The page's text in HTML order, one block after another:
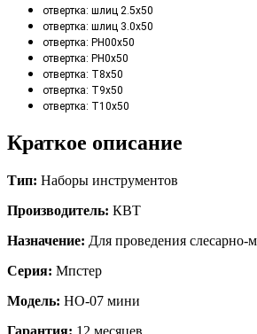
отвертка: шлиц 2.5х50
отвертка: шлиц 3.0х50
отвертка: PH00х50
отвертка: PH0х50
отвертка: T8х50
отвертка: T9х50
отвертка: T10х50
Краткое описание
Тип: Наборы инструментов
Производитель: КВТ
Назначение: Для проведения слесарно-
Серия: Мпстер
Модель: НО-07 мини
Гарантия: 12 месяцев